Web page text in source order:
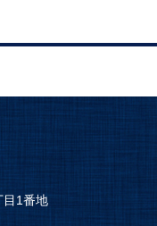
目1番地